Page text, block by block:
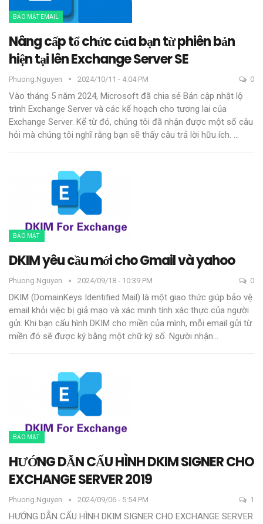
BẢO MẬT EMAIL
Nâng cấp tổ chức của bạn từ phiên bản
hiện tại lên Exchange Server SE
Phuong.nguyen 2024/10/11 - 4:04 PM 0
Vào tháng 5 năm 2024, Microsoft đã chia sẻ Bản cập nhật lộ
trình Exchange Server và các kế hoạch cho tương lai của
Exchange Server. Kể từ đó, chúng tôi đã nhận được một số câu
hỏi mà chúng tôi nghĩ rằng bạn sẽ thấy câu trả lời hữu ích. …
BẢO MẬT
DKIM yêu cầu mới cho Gmail và yahoo
Phuong.nguyen 2024/09/18 - 10:39 PM 0
DKIM (DomainKeys Identified Mail) là một giao thức giúp bảo vệ
email khỏi việc bị giả mạo và xác minh tính xác thực của người
gửi. Khi bạn cấu hình DKIM cho miền của mình, mỗi email gửi từ
miền đó sẽ được ký bằng một chữ ký số. Người nhận…
BẢO MẬT
HƯỚNG DẪN CẤU HÌNH DKIM SIGNER CHO
EXCHANGE SERVER 2019
Phuong.nguyen 2024/09/06 - 5:54 PM 1
HƯỚNG DẪN CẤU HÌNH DKIM SIGNER CHO EXCHANGE SERVER